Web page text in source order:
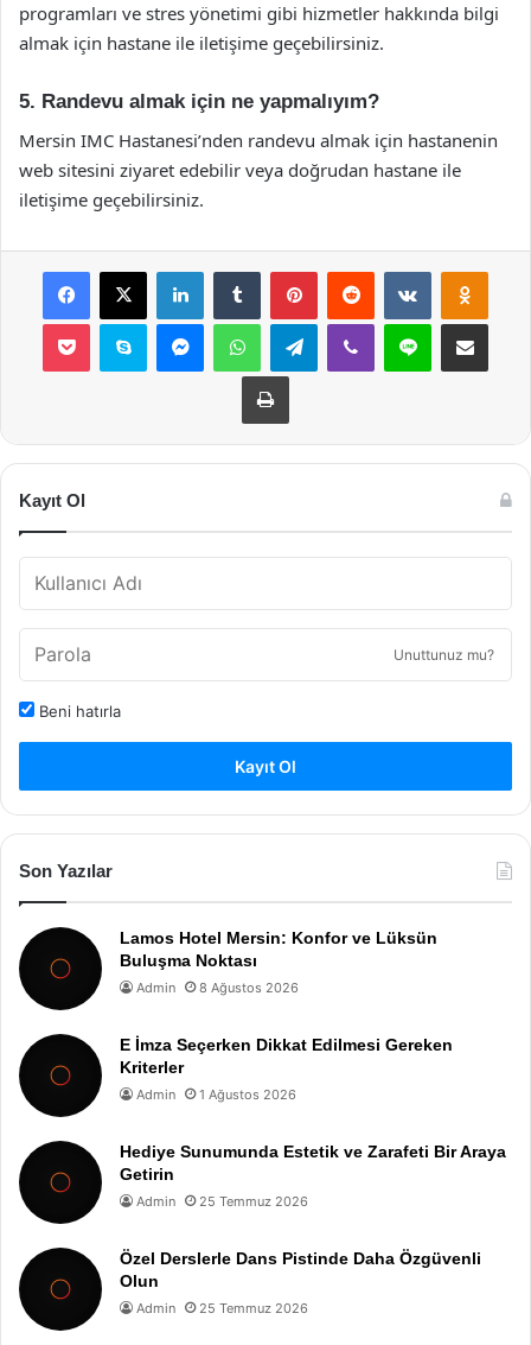
programları ve stres yönetimi gibi hizmetler hakkında bilgi
almak için hastane ile iletişime geçebilirsiniz.
5. Randevu almak için ne yapmalıyım?
Mersin IMC Hastanesi’nden randevu almak için hastanenin
web sitesini ziyaret edebilir veya doğrudan hastane ile
iletişime geçebilirsiniz.
Facebook
X LinkedInTumblr PinterestReddit VKontakte
Pocket Skype MessengerWhatsAppTelegramViber Line E-Posta ile
Yazdır
Kayıt Ol
Unuttunuz mu?
Beni hatırla
Kayıt Ol
Son Yazılar
Lamos Hotel Mersin: Konfor ve Lüksün
Buluşma Noktası
Admin 8 Ağustos 2026
E İmza Seçerken Dikkat Edilmesi Gereken
Kriterler
Admin 1 Ağustos 2026
Hediye Sunumunda Estetik ve Zarafeti Bir Araya
Getirin
Admin 25 Temmuz 2026
Özel Derslerle Dans Pistinde Daha Özgüvenli
Olun
Admin 25 Temmuz 2026